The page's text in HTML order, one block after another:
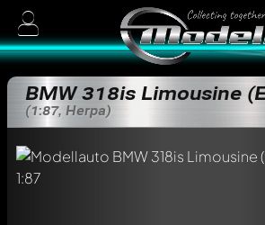
BMW 318is Limousine
(1:87, Herpa)